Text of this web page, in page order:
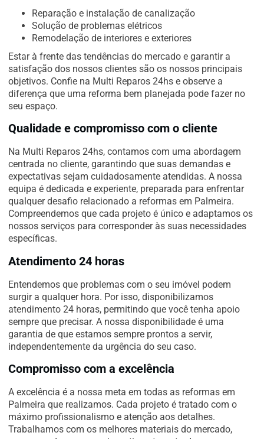
Reparação e instalação de canalização
Solução de problemas elétricos
Remodelação de interiores e exteriores
Estar à frente das tendências do mercado e garantir a
satisfação dos nossos clientes são os nossos principais
objetivos. Confie na Multi Reparos 24hs e observe a
diferença que uma reforma bem planejada pode fazer no
seu espaço.
Qualidade e compromisso com o cliente
Na Multi Reparos 24hs, contamos com uma abordagem
centrada no cliente, garantindo que suas demandas e
expectativas sejam cuidadosamente atendidas. A nossa
equipa é dedicada e experiente, preparada para enfrentar
qualquer desafio relacionado a reformas em Palmeira.
Compreendemos que cada projeto é único e adaptamos os
nossos serviços para corresponder às suas necessidades
específicas.
Atendimento 24 horas
Entendemos que problemas com o seu imóvel podem
surgir a qualquer hora. Por isso, disponibilizamos
atendimento 24 horas, permitindo que você tenha apoio
sempre que precisar. A nossa disponibilidade é uma
garantia de que estamos sempre prontos a servir,
independentemente da urgência do seu caso.
Compromisso com a excelência
A excelência é a nossa meta em todas as reformas em
Palmeira que realizamos. Cada projeto é tratado com o
máximo profissionalismo e atenção aos detalhes.
Trabalhamos com os melhores materiais do mercado,